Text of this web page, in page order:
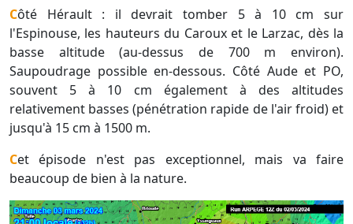
Côté Hérault : il devrait tomber 5 à 10 cm sur
l'Espinouse, les hauteurs du Caroux et le Larzac, dès la
basse altitude (au-dessus de 700 m environ).
Saupoudrage possible en-dessous. Côté Aude et PO,
souvent 5 à 10 cm également à des altitudes
relativement basses (pénétration rapide de l'air froid) et
jusqu'à 15 cm à 1500 m.
Cet épisode n'est pas exceptionnel, mais va faire
beaucoup de bien à la nature.